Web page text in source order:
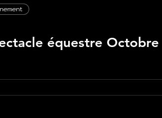
équestre Octobre